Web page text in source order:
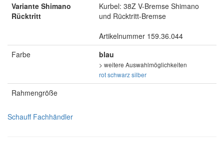
Variante Shimano
Rücktritt
Kurbel: 38Z V-Bremse Shimano
und Rücktritt-Bremse
Artikelnummer 159.36.044
Farbe
blau
> weitere Auswahlmöglichkeiten
rotschwarzsilber
Rahmengröße
Schauff Fachhändler